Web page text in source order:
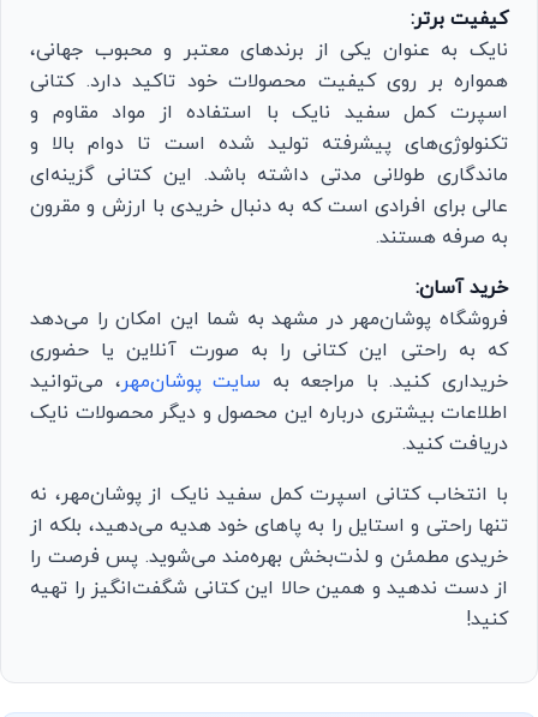
کیفیت برتر:
نایک به عنوان یکی از برندهای معتبر و محبوب جهانی،
همواره بر روی کیفیت محصولات خود تاکید دارد. کتانی
اسپرت کمل سفید نایک با استفاده از مواد مقاوم و
تکنولوژی‌های پیشرفته تولید شده است تا دوام بالا و
ماندگاری طولانی مدتی داشته باشد. این کتانی گزینه‌ای
عالی برای افرادی است که به دنبال خریدی با ارزش و مقرون
به صرفه هستند.
خرید آسان:
فروشگاه پوشان‌مهر در مشهد به شما این امکان را می‌دهد
که به راحتی این کتانی را به صورت آنلاین یا حضوری
خریداری کنید. با مراجعه به سایت پوشان‌مهر، می‌توانید
اطلاعات بیشتری درباره این محصول و دیگر محصولات نایک
دریافت کنید.
با انتخاب کتانی اسپرت کمل سفید نایک از پوشان‌مهر، نه
تنها راحتی و استایل را به پاهای خود هدیه می‌دهید، بلکه از
خریدی مطمئن و لذت‌بخش بهره‌مند می‌شوید. پس فرصت را
از دست ندهید و همین حالا این کتانی شگفت‌انگیز را تهیه
کنید!